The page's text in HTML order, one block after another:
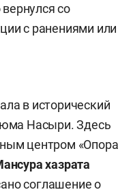
со
с ранениями или
в исторический
Насыри. Здесь
центром «Опора
хазрата
соглашение о